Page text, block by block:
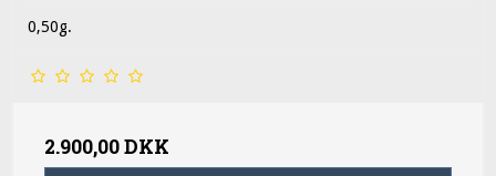
0,50g.
2.900,00 DKK